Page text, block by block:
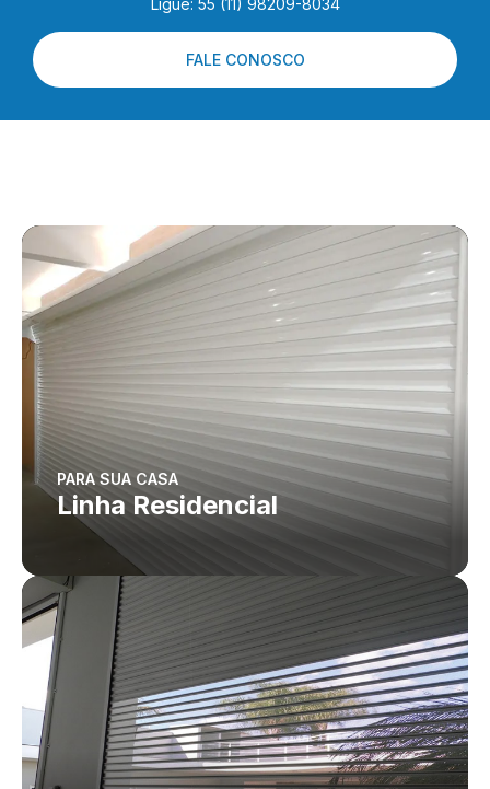
Ligue: 55 (11) 98209-8034
FALE CONOSCO
PARA SUA CASA
Linha Residencial